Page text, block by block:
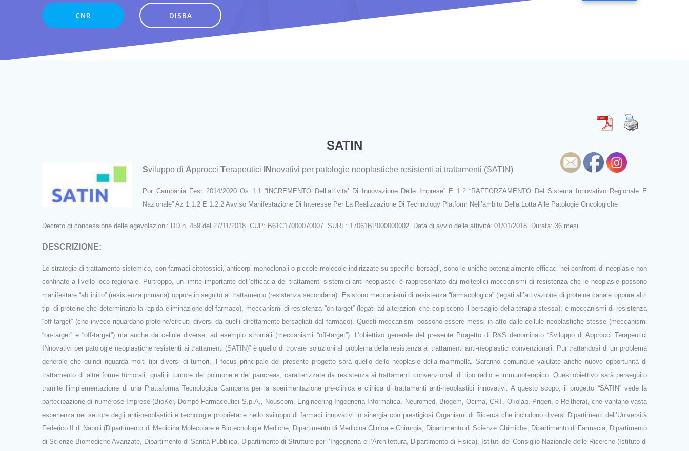
CNR DISBA
SATIN
Sviluppo di ApprocciTerapeutici IN novativi per patologie neoplastiche resistenti ai trattamenti (SATIN)
Por Campania Fesr 2014/2020 Os 1.1 “INCREMENTO Dell’attivita’ Di Innovazione Delle Imprese” E 1.2 “RAFFORZAMENTO Del Sistema Innovativo Regionale E
Nazionale” Az 1.1.2 E 1.2.2 Avviso Manifestazione Di Interesse Per La Realizzazione Di Technology Platform Nell’ambito Della Lotta Alle Patologie Oncologiche
Decreto di concessione delle agevolazioni: DD n. 459 del 27/11/2018 CUP: B61C17000070007 SURF: 17061BP000000002 Data di avvio delle attività: 01/01/2018 Durata: 36 mesi
DESCRIZIONE:
Le strategie di trattamento sistemico, con farmaci citotossici, anticorpi monoclonali o piccole molecole indirizzate su specifici bersagli, sono le uniche potenzialmente efficaci nei confronti di neoplasie non
confinate a livello loco‐regionale. Purtroppo, un limite importante dell’efficacia dei trattamenti sistemici anti‐neoplastici è rappresentato dai molteplici meccanismi di resistenza che le neoplasie possono
manifestare “ab initio” (resistenza primaria) oppure in seguito al trattamento (resistenza secondaria). Esistono meccanismi di resistenza “farmacologica” (legati all’attivazione di proteine canale oppure altri
tipi di proteine che determinano la rapida eliminazione del farmaco), meccanismi di resistenza “on‐target” (legati ad alterazioni che colpiscono il bersaglio della terapia stessa), e meccanismi di resistenza
“off‐target” (che invece riguardano proteine/circuiti diversi da quelli direttamente bersagliati dal farmaco). Questi meccanismi possono essere messi in atto dalle cellule neoplastiche stesse (meccanismi
“on‐target” e “off‐target”) ma anche da cellule diverse, ad esempio stromali (meccanismi “off‐target”). L’obiettivo generale del presente Progetto di R&S denominato “Sviluppo di Approcci Terapeutici
INnovativi per patologie neoplastiche resistenti ai trattamenti (SATIN)” è quello di trovare soluzioni al problema della resistenza ai trattamenti anti‐neoplastici convenzionali. Pur trattandosi di un problema
generale che quindi riguarda molti tipi diversi di tumori, il focus principale del presente progetto sarà quello delle neoplasie della mammella. Saranno comunque valutate anche nuove opportunità di
trattamento di altre forme tumorali, quali il tumore del polmone e del pancreas, caratterizzate da resistenza ai trattamenti convenzionali di tipo radio e immunoterapico. Quest’obiettivo sarà perseguito
tramite l’implementazione di una Piattaforma Tecnologica Campana per la sperimentazione pre‐clinica e clinica di trattamenti anti‐neoplastici innovativi. A questo scopo, il progetto “SATIN” vede la
partecipazione di numerose Imprese (BioKer, Dompè Farmaceutici S.p.A., Nouscom, Engineering Ingegneria Informatica, Neuromed, Biogem, Ocima, CRT, Okolab, Prigen, e Reithera), che vantano vasta
esperienza nel settore degli anti‐neoplastici e tecnologie proprietarie nello sviluppo di farmaci innovativi in sinergia con prestigiosi Organismi di Ricerca che includono diversi Dipartimenti dell’Università
Federico II di Napoli (Dipartimento di Medicina Molecolare e Biotecnologie Mediche, Dipartimento di Medicina Clinica e Chirurgia, Dipartimento di Scienze Chimiche, Dipartimento di Farmacia, Dipartimento
di Scienze Biomediche Avanzate, Dipartimento di Sanità Pubblica, Dipartimento di Strutture per l’Ingegneria e l’Architettura, Dipartimento di Fisica), Istituti del Consiglio Nazionale delle Ricerche (Istituto di